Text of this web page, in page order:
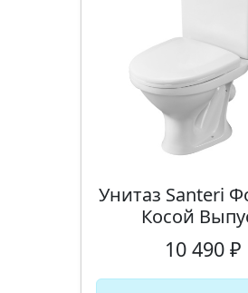
Унитаз Santeri
Косой
10 490 ₽